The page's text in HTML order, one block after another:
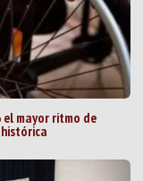
el mayor ritmo de